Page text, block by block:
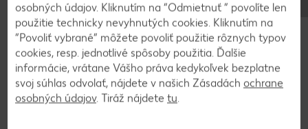
2
Zemiaky ošúpeme a pretlačíme cez lis na
zemiaky. Vajcia a cukor vyšľaháme do peny.
Vmiešame zemiaky, mlieko, tvaroh a múku a v
rozohriatom, vymastenom vaflovači upečieme
osobných údajov. Kliknutím na “Odmietnuť ” povolíte len
použitie technicky nevyhnutých cookies. Kliknutím na
“Povoliť vybrané” môžete povoliť použitie rôznych typov
cookies, resp. jednotlivé spôsoby použitia. Ďalšie
informácie, vrátane Vášho práva kedykoľvek bezplatne
svoj súhlas odvolať, nájdete v našich Zásadách ochrane
osobných údajov. Tiráž nájdete tu.